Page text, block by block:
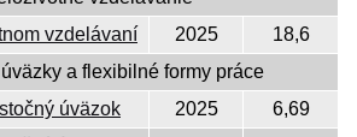
vzdelávaní
2025
18,6
a flexibilné formy práce
úväzok
2025
6,69